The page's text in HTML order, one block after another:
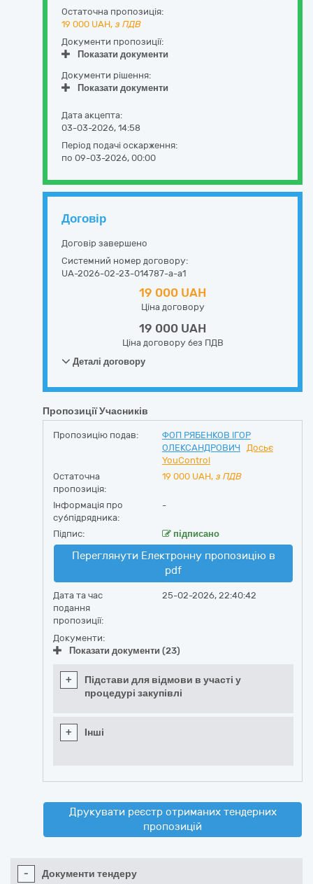
Остаточна пропозиція:
19 000 UAH, з ПДВ
Документи пропозиції:
Показати документи
Документи рішення:
Показати документи
Дата акцепта:
03-03-2026, 14:58
Період подачі оскарження:
по 09-03-2026, 00:00
Договір
Договір завершено
Системний номер договору:
UA-2026-02-23-014787-a-a1
19 000 UAH
Ціна договору
19 000 UAH
Ціна договору без ПДВ
Деталі договору
Пропозиції Учасників
Пропозицію подав:
ФОП РЯБЕНКОВ ІГОР
ОЛЕКСАНДРОВИЧ
Досьє
YouControl
Остаточна
пропозиція:
19 000 UAH, з ПДВ
Інформація про
субпідрядника:
-
Підпис: підписано
Переглянути Електронну пропозицію в
pdf
Дата та час
подання
пропозиції:
25-02-2026, 22:40:42
Документи:
Показати документи (23)
+
Підстави для відмови в участі у
процедурі закупівлі
+ Інші
Друкувати реєстр отриманих тендерних
пропозицій
- Документи тендеру